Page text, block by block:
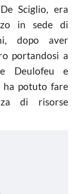
Sciglio, era
in sede di
dopo aver
portandosi a
Deulofeu e
ha potuto fare
di risorse